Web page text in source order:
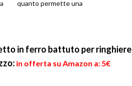
quanto permette una
in ferro battuto per ringhiere
in offerta su Amazon a: 5€